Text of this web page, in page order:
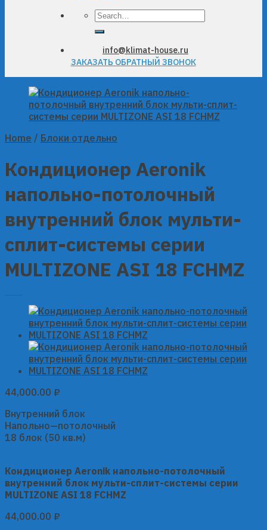
Search
info@klimat-house.ru
ЗАКАЗАТЬ ОБРАТНЫЙ ЗВОНОК
Home / Блоки отдельно
Кондиционер Aeronik
напольно-потолочный
внутренний блок мульти-
сплит-системы серии
MULTIZONE ASI 18 FCHMZ
44,000.00 ₽
Внутренний блок
Напольно—потолочный
18 блок (50 кв.м)
Кондиционер Aeronik напольно-потолочный
внутренний блок мульти-сплит-системы серии
MULTIZONE ASI 18 FCHMZ
44,000.00 ₽